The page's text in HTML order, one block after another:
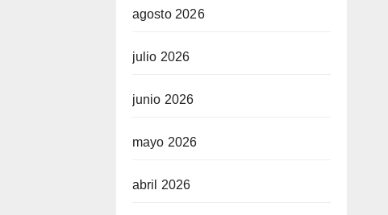
agosto 2026
julio 2026
junio 2026
mayo 2026
abril 2026